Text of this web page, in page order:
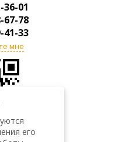
36-01
67-78
41-33
мне
его